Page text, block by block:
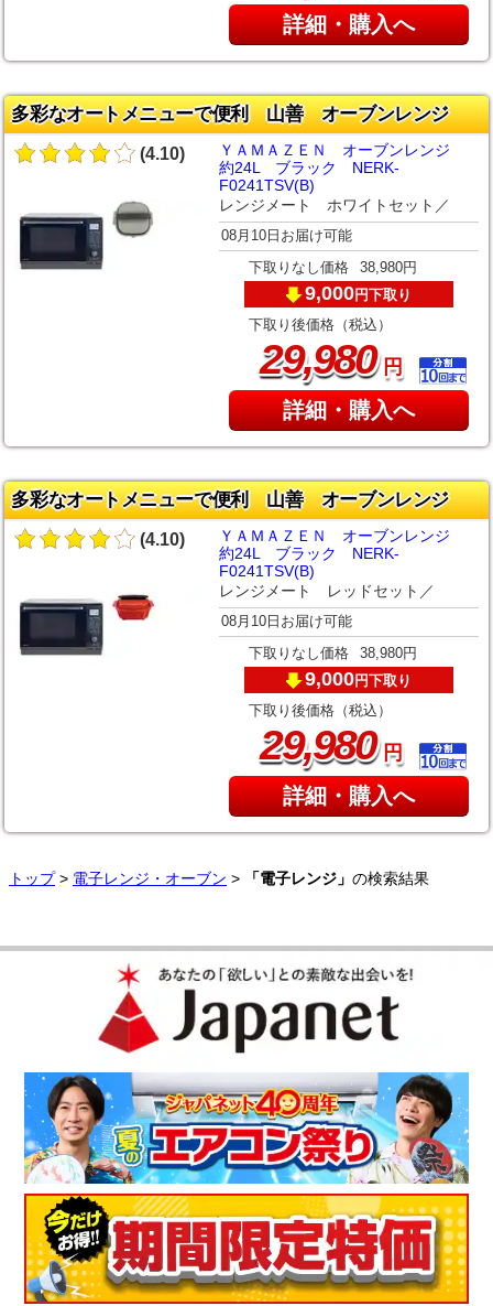
詳細・購入へ
多彩なオートメニューで便利 山善 オーブンレンジ
(4.10)
ＹＡＭＡＺＥＮ オーブンレンジ
約24L ブラック NERK-
F0241TSV(B)
レンジメート ホワイトセット／
08月10日お届け可能
下取りなし価格 38,980円
9,000円下取り
下取り後価格（税込）
29,980円
詳細・購入へ
多彩なオートメニューで便利 山善 オーブンレンジ
(4.10)
ＹＡＭＡＺＥＮ オーブンレンジ
約24L ブラック NERK-
F0241TSV(B)
レンジメート レッドセット／
08月10日お届け可能
下取りなし価格 38,980円
9,000円下取り
下取り後価格（税込）
29,980円
詳細・購入へ
トップ> 電子レンジ・オーブン > 「電子レンジ」 の検索結果